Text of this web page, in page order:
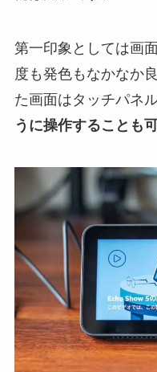
第一印象としては画
度も発色もなかなか
た画面はタッチパネ
うに操作することも